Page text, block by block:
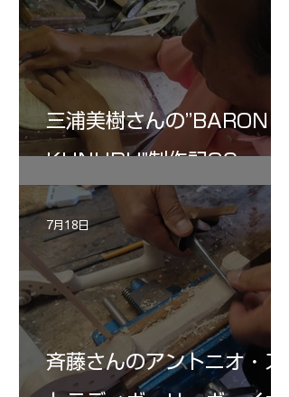
三浦美樹さんの”BARON・
KUNUPU"制作記30
斉藤さんのアントニオ・ス
7月18日